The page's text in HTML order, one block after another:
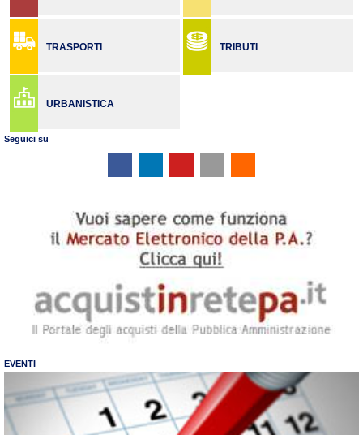
TRASPORTI TRIBUTI
URBANISTICA
Seguici su
EVENTI